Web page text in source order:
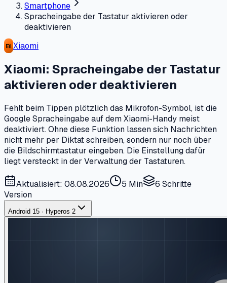
Smartphone
Spracheingabe der Tastatur aktivieren oder
deaktivieren
Xiaomi
Xiaomi: Spracheingabe der Tastatur
aktivieren oder deaktivieren
Fehlt beim Tippen plötzlich das Mikrofon-Symbol, ist die
Google Spracheingabe auf dem Xiaomi-Handy meist
deaktiviert. Ohne diese Funktion lassen sich Nachrichten
nicht mehr per Diktat schreiben, sondern nur noch über
die Bildschirmtastatur eingeben. Die Einstellung dafür
liegt versteckt in der Verwaltung der Tastaturen.
Aktualisiert: 08.08.2026 5 Min 6 Schritte
Version
Android 15 · Hyperos 2